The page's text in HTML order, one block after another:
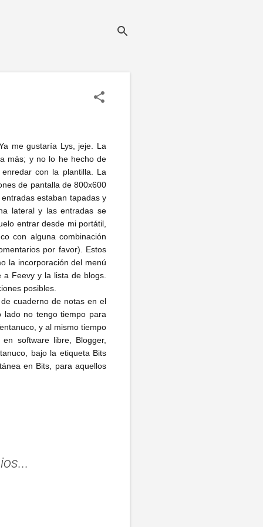
me gustaría Lys, jeje. La
más; y no lo he hecho de
con la plantilla. La
de pantalla de 800x600
estaban tapadas y
lateral y las entradas se
entrar desde mi portátil,
con alguna combinación
por favor). Estos
la incorporación del menú
Feevy y la lista de blogs.
posibles.
cuaderno de notas en el
no tengo tiempo para
y al mismo tiempo
software libre, Blogger,
bajo la etiqueta Bits
en Bits, para aquellos